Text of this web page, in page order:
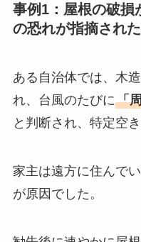
事例1：屋根の破損
の恐れが指摘され
ある自治体では、木
れ、台風のたびに「
と判断され、特定空
家主は遠方に住んでい
が原因でした。